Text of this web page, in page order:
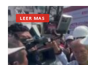
LEER MAS